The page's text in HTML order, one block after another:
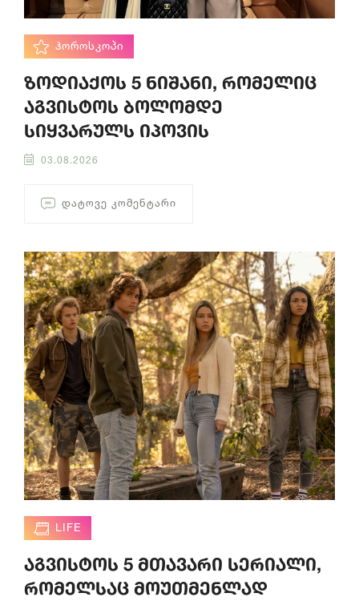
ᲰᲝᲠᲝᲡᲙᲝᲞᲘ
ზოდიაქოს 5 ნიშანი, რომელიც
აგვისტოს ბოლომდე
სიყვარულს იპოვის
03.08.2026
ᲓᲐᲢᲝᲕᲔ ᲙᲝᲛᲔᲜᲢᲐᲠᲘ
LIFE
აგვისტოს 5 მთავარი სერიალი,
რომელსაც მოუთმენლად